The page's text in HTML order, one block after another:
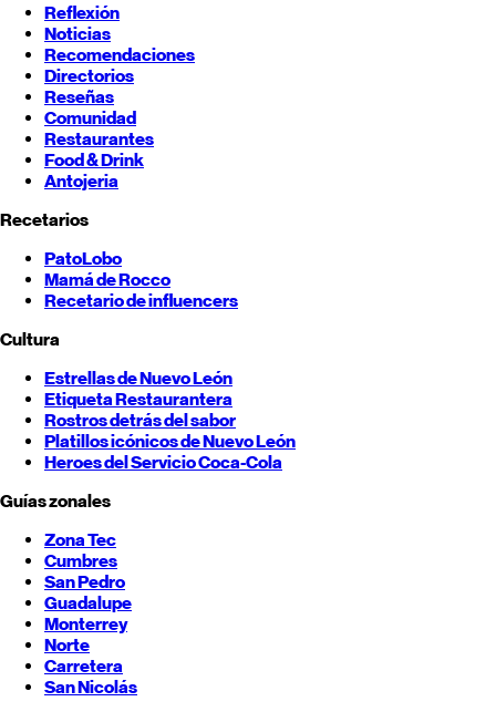
Reflexión
Noticias
Recomendaciones
Directorios
Reseñas
Comunidad
Restaurantes
Food & Drink
Antojeria
Recetarios
PatoLobo
Mamá de Rocco
Recetario de influencers
Cultura
Estrellas deNuevo León
Etiqueta Restaurantera
Rostros detrás del sabor
Platillos icónicos deNuevo León
Heroes del Servicio Coca-Cola
Guías zonales
Zona Tec
Cumbres
San Pedro
Guadalupe
Monterrey
Norte
Carretera
San Nicolás